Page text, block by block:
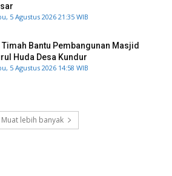
5 Agustus 2026 21:35 WIB
Timah Bantu Pembangunan Masjid
Huda Desa Kundur
5 Agustus 2026 14:58 WIB
Muat lebih banyak